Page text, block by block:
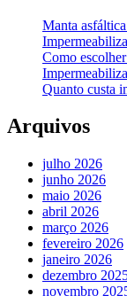
Manta
Como
Quanto custa
Arquivos
julho 2026
junho 2026
maio 2026
abril 2026
março 2026
fevereiro 2026
janeiro 2026
dezembro
novembro